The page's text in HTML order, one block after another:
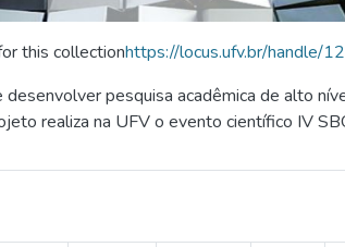
this collectionhttps://locus.ufv.br/handle/
desenvolver pesquisa acadêmica de alto
realiza na UFV o evento científico IV